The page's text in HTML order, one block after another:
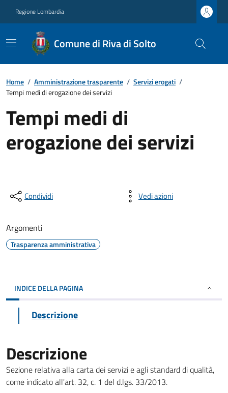
Regione Lombardia
Comune di Riva di Solto
Home / Amministrazione trasparente / Servizi erogati /
Tempi medi di erogazione dei servizi
Tempi medi di
erogazione dei servizi
Condividi Vedi azioni
Argomenti
Trasparenza amministrativa
INDICE DELLA PAGINA
Descrizione
Descrizione
Sezione relativa alla carta dei servizi e agli standard di qualità,
come indicato all'art. 32, c. 1 del d.lgs. 33/2013.